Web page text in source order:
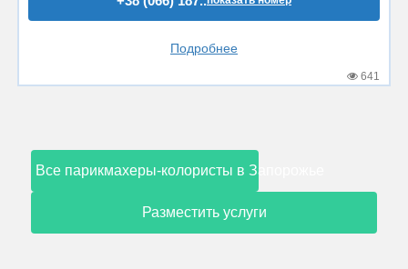
Подробнее
641
Все парикмахеры-колористы в Запорожье
Разместить услуги